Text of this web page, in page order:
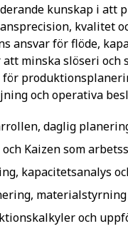
kunskap i att
kvalitet
ansvar för flöde,
minska slöseri och
och operativa
daglig
och Kaizen som
kapacitetsanalys
och